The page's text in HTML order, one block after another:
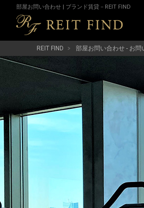
部屋お問い合わせ | ブランド賃貸－REIT FIND
REIT FIND 部屋お問い合わせ - お問